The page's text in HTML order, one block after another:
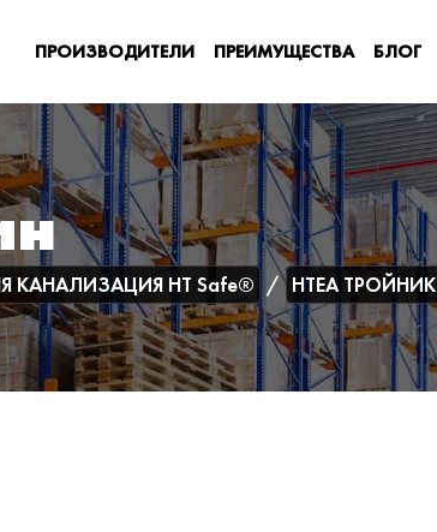
ПРОИЗВОДИТЕЛИ ПРЕИМУЩЕСТВА БЛОГ
КАНАЛИЗАЦИЯ HT Safe® HTEA ТРОЙНИК